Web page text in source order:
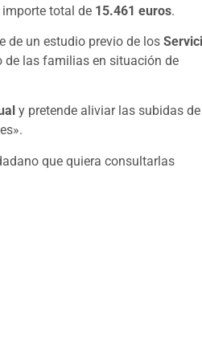
importe total de 15.461 euros.
de un estudio previo de los
de las familias en situación de
y pretende aliviar las subidas de
que quiera consultarlas